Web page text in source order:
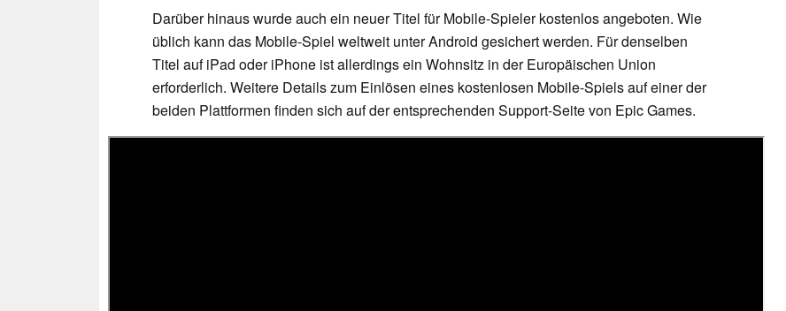
Darüber hinaus wurde auch ein neuer Titel für Mobile-Spieler kostenlos angeboten. Wie
üblich kann das Mobile-Spiel weltweit unter Android gesichert werden. Für denselben
Titel auf iPad oder iPhone ist allerdings ein Wohnsitz in der Europäischen Union
erforderlich. Weitere Details zum Einlösen eines kostenlosen Mobile-Spiels auf einer der
beiden Plattformen finden sich auf der entsprechenden Support-Seite von Epic Games.